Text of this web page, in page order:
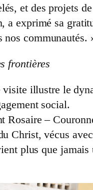
et des projets
a exprimé sa
communautés.
frontières
illustre le
social.
Rosaire –
Christ, vécus
plus que jamais